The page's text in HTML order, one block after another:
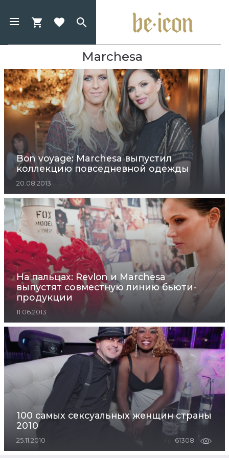
Marchesa
Bon voyage: Marchesa выпустил
коллекцию повседневной одежды
20.08.2013
На пальцах: Revlon и Marchesa
выпустят совместную линию бьюти-
продукции
11.06.2013
100 самых сексуальных женщин страны
2010
25.11.2010 61308